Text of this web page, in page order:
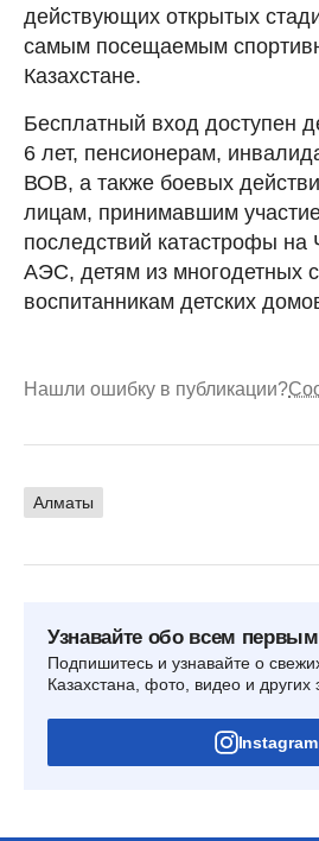
действующих открытых
самым посещаемым
Казахстане.
Бесплатный вход доступен
6 лет, пенсионерам,
ВОВ, а также боевых
лицам, принимавшим
последствий катастрофы на
АЭС, детям из многодетных
воспитанникам детских
Нашли ошибку в публикации?
Алматы
Узнавайте обо всем
Подпишитесь и узнавайте о
Казахстана, фото, видео и других
Instagram